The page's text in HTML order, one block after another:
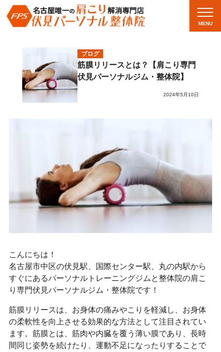
MENU
ブログ
筋膜リリースとは？【肩こり専門
伏見パーソナルジム・整体院】
2024年5月10日
こんにちは！
名古屋市中区の伏見駅、国際センター駅、丸の内駅から
すぐにあるパーソナルトレーニングジムと整体院の肩こ
り専門伏見パーソナルジム・整体院です！
筋膜リリースは、お身体の痛みやこりを軽減し、お身体
の柔軟性を向上させる効果的な方法として注目されてい
ます。筋膜とは、筋肉や内臓を覆う薄い膜であり、長時
間同じ姿勢を続けたり、運動不足になったりすることで